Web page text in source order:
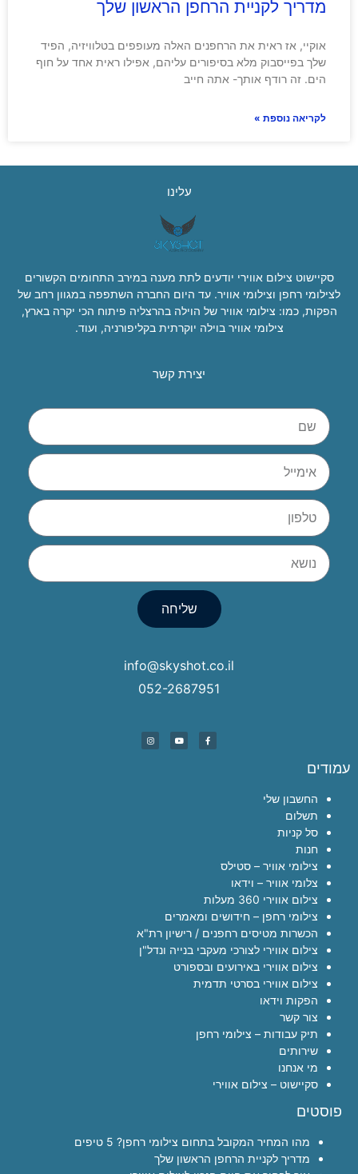
מדריך לקניית הרחפן הראשון שלך
אוקיי, אז ראית את הרחפנים האלה מעופפים בטלוויזיה, הפיד
שלך בפייסבוק מלא בסיפורים עליהם, אפילו ראית אחד על חוף
הים. זה רודף אותך- אתה חייב
לקריאה נוספת »
עלינו
סקיישוט צילום אווירי יודעים לתת מענה במירב התחומים הקשורים
לצילומי רחפן וצילומי אוויר. עד היום החברה השתפפה במגוון רחב של
הפקות, כמו: צילומי אוויר של הוילה בהרצליה פיתוח הכי יקרה בארץ,
צילומי אוויר בוילה יוקרתית בקליפורניה, ועוד.
יצירת קשר
שליחה
info@skyshot.co.il
052-2687951
עמודים
החשבון שלי
תשלום
סל קניות
חנות
צילומי אוויר – סטילס
צלומי אוויר – וידאו
צילום אווירי 360 מעלות
צילומי רחפן – חידושים ומאמרים
הכשרות מטיסים רחפנים / רישיון רת"א
צילום אווירי לצורכי מעקבי בנייה ונדל"ן
צילום אווירי באירועים ובספורט
צילום אווירי בסרטי תדמית
הפקות וידאו
צור קשר
תיק עבודות – צילומי רחפן
שירותים
מי אנחנו
סקיישוט – צילום אווירי
פוסטים
מהו המחיר המקובל בתחום צילומי רחפן? 5 טיפים
מדריך לקניית הרחפן הראשון שלך